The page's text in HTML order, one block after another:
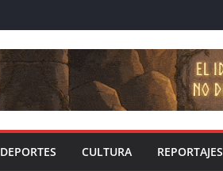
DEPORTES CULTURA REPORTAJES